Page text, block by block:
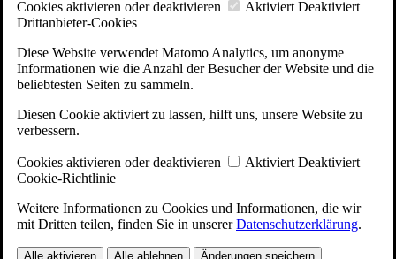
Cookies aktivieren oder deaktivieren Aktiviert Deaktiviert
Drittanbieter-Cookies
Diese Website verwendet Matomo Analytics, um anonyme
Informationen wie die Anzahl der Besucher der Website und die
beliebtesten Seiten zu sammeln.
Diesen Cookie aktiviert zu lassen, hilft uns, unsere Website zu
verbessern.
Cookies aktivieren oder deaktivieren Aktiviert Deaktiviert
Cookie-Richtlinie
Weitere Informationen zu Cookies und Informationen, die wir
mit Dritten teilen, finden Sie in unsererDatenschutzerklärung.
Alle aktivieren Alle ablehnen Änderungen speichern